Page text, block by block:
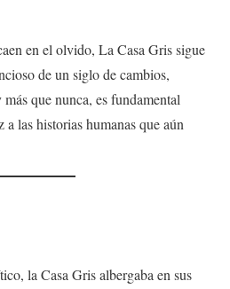
en el olvido, La Casa Gris sigue
de un siglo de cambios,
que nunca, es fundamental
las historias humanas que aún
la Casa Gris albergaba en sus